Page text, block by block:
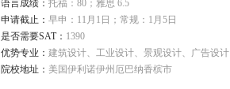
语言成绩：托福：80；雅思 6.5
申请截止：早申：11月1日；常规：1月5日
是否需要SAT： 1390
优势专业：建筑设计、工业设计、景观设计、广告设计
院校地址： 美国伊利诺伊州厄巴纳香槟市